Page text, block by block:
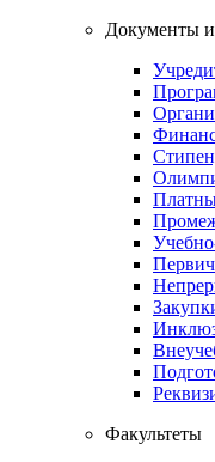
Документы
Факультеты